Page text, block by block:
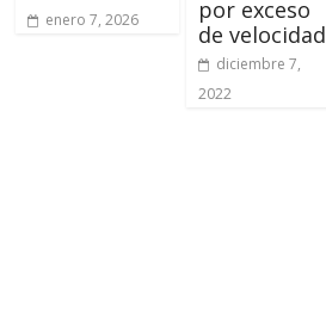
enero 7, 2026
por exceso
de velocidad
diciembre 7,
2022